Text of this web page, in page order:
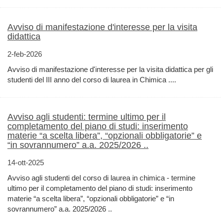
Avviso di manifestazione d'interesse per la visita
didattica
2-feb-2026
Avviso di manifestazione d'interesse per la visita didattica per gli
studenti del III anno del corso di laurea in Chimica ....
Avviso agli studenti: termine ultimo per il
completamento del piano di studi: inserimento
materie “a scelta libera”, “opzionali obbligatorie” e
“in sovrannumero” a.a. 2025/2026 ..
14-ott-2025
Avviso agli studenti del corso di laurea in chimica - termine
ultimo per il completamento del piano di studi: inserimento
materie “a scelta libera”, “opzionali obbligatorie” e “in
sovrannumero” a.a. 2025/2026 ..